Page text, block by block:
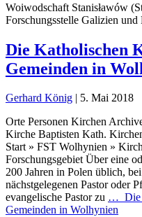
Woiwodschaft Stanisławów
Forschungsstelle Galizien
Die Katholischen
Gemeinden in
Gerhard König
5. Mai 2018
Orte Personen Kirchen
Kirche Baptisten Kath.
Start » FST Wolhynien »
Forschungsgebiet Über eine
200 Jahren in Polen üblich,
nächstgelegenen Pastor oder
evangelische Pastor zu … Die
Gemeinden in Wolhynien